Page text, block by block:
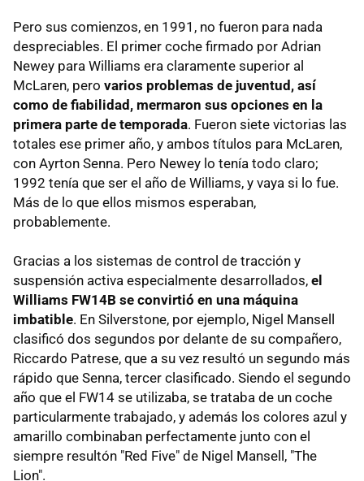
Pero sus comienzos, en 1991, no fueron para nada
despreciables. El primer coche firmado por Adrian
Newey para Williams era claramente superior al
McLaren, pero varios problemas de juventud, así
como de fiabilidad, mermaron sus opciones en la
primera parte de temporada. Fueron siete victorias las
totales ese primer año, y ambos títulos para McLaren,
con Ayrton Senna. Pero Newey lo tenía todo claro;
1992 tenía que ser el año de Williams, y vaya si lo fue.
Más de lo que ellos mismos esperaban,
probablemente.
Gracias a los sistemas de control de tracción y
suspensión activa especialmente desarrollados, el
Williams FW14B se convirtió en una máquina
imbatible. En Silverstone, por ejemplo, Nigel Mansell
clasificó dos segundos por delante de su compañero,
Riccardo Patrese, que a su vez resultó un segundo más
rápido que Senna, tercer clasificado. Siendo el segundo
año que el FW14 se utilizaba, se trataba de un coche
particularmente trabajado, y además los colores azul y
amarillo combinaban perfectamente junto con el
siempre resultón "Red Five" de Nigel Mansell, "The
Lion".